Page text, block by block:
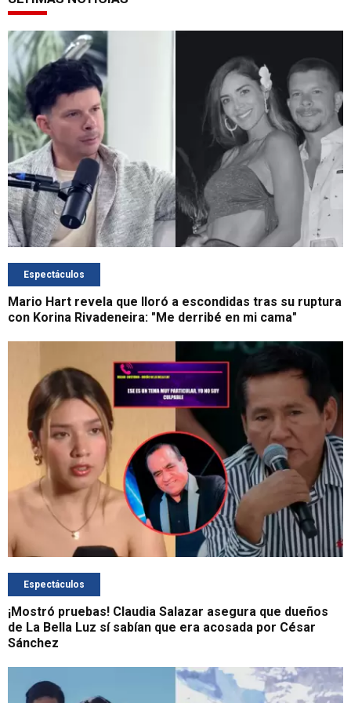
Espectáculos
Mario Hart revela que lloró a escondidas tras su ruptura
con Korina Rivadeneira: "Me derribé en mi cama"
Espectáculos
¡Mostró pruebas! Claudia Salazar asegura que dueños
de La Bella Luz sí sabían que era acosada por César
Sánchez